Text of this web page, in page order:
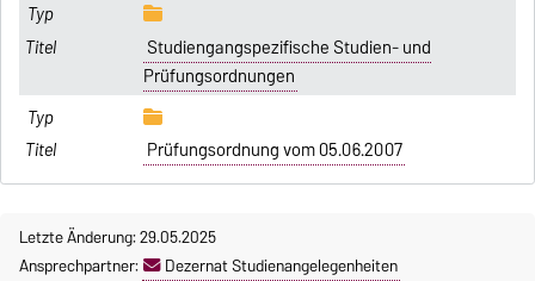
Studiengangspezifische Studien- und
Prüfungsordnungen
Prüfungsordnung vom 05.06.2007
Letzte Änderung: 29.05.2025
Ansprechpartner:
Dezernat Studienangelegenheiten